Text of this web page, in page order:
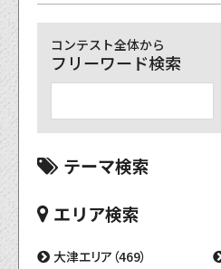
コンテスト全体から
フリーワード検索
テーマ検索
エリア検索
大津エリア（469）